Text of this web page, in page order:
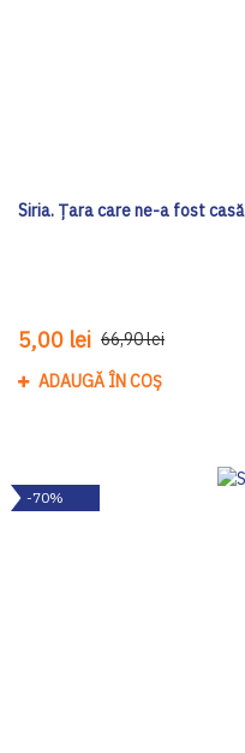
Siria. Țara care ne-a fost casă
5,00 lei 66,90 lei
ADAUGĂ ÎN COȘ
-70%